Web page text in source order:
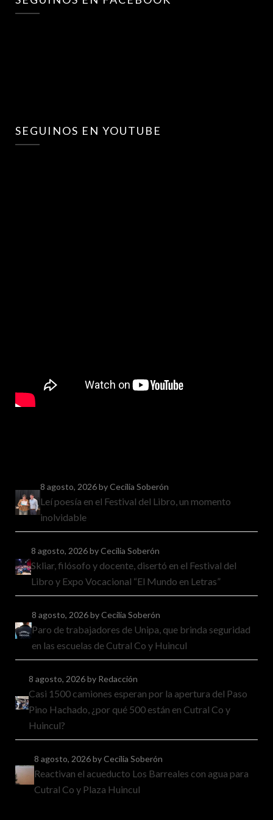
SEGUINOS EN YOUTUBE
8 agosto, 2026by Cecilia Soberón
Leí poesía en el Festival del Libro, un momento
inolvidable
8 agosto, 2026by Cecilia Soberón
Skliar, filósofo y docente, disertó en el Festival del
Libro y Expo Vocacional “El Mundo en Letras”
8 agosto, 2026by Cecilia Soberón
Paro de trabajadores de Unipa, que brinda seguridad
en las escuelas de Cutral Co y Huincul
8 agosto, 2026by Redacción
Casi 1500 camiones esperan por la apertura del Paso
Pino Hachado, ¿por qué 500 están en Cutral Co y
Huincul?
8 agosto, 2026by Cecilia Soberón
Reactivan el acueducto Los Barreales con agua para
Cutral Co y Plaza Huincul